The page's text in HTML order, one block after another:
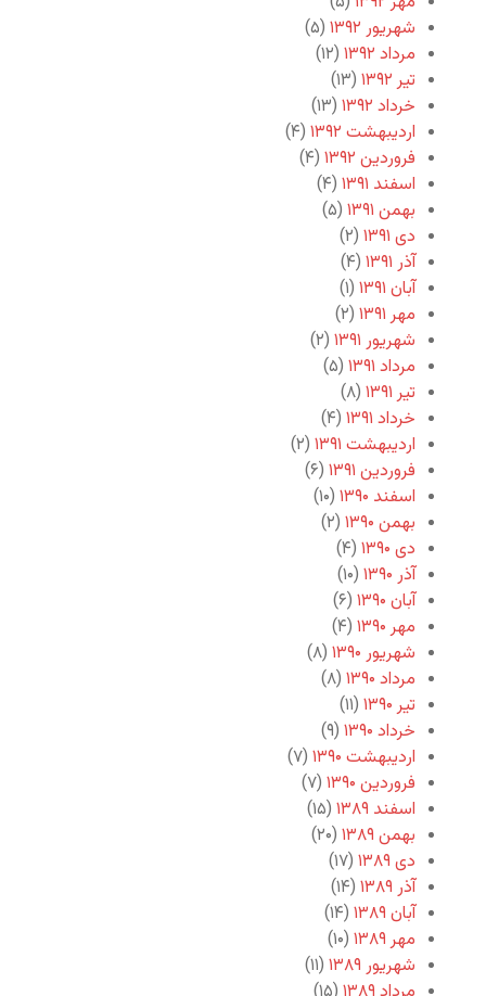
شهریور ۱۳۹۲
(۵)
مرداد ۱۳۹۲
(۱۲)
تیر ۱۳۹۲
(۱۳)
خرداد ۱۳۹۲
(۱۳)
اردیبهشت ۱۳۹۲
(۴)
فروردین ۱۳۹۲
(۴)
اسفند ۱۳۹۱
(۴)
بهمن ۱۳۹۱
(۵)
دی ۱۳۹۱
(۲)
آذر ۱۳۹۱
(۴)
آبان ۱۳۹۱
(۱)
مهر ۱۳۹۱
(۲)
شهریور ۱۳۹۱
(۲)
مرداد ۱۳۹۱
(۵)
تیر ۱۳۹۱
(۸)
خرداد ۱۳۹۱
(۴)
اردیبهشت ۱۳۹۱
(۲)
فروردین ۱۳۹۱
(۶)
اسفند ۱۳۹۰
(۱۰)
بهمن ۱۳۹۰
(۲)
دی ۱۳۹۰
(۴)
آذر ۱۳۹۰
(۱۰)
آبان ۱۳۹۰
(۶)
مهر ۱۳۹۰
(۴)
شهریور ۱۳۹۰
(۸)
مرداد ۱۳۹۰
(۸)
تیر ۱۳۹۰
(۱۱)
خرداد ۱۳۹۰
(۹)
اردیبهشت ۱۳۹۰
(۷)
فروردین ۱۳۹۰
(۷)
اسفند ۱۳۸۹
(۱۵)
بهمن ۱۳۸۹
(۲۰)
دی ۱۳۸۹
(۱۷)
آذر ۱۳۸۹
(۱۴)
آبان ۱۳۸۹
(۱۴)
مهر ۱۳۸۹
(۱۰)
شهریور ۱۳۸۹
(۱۱)